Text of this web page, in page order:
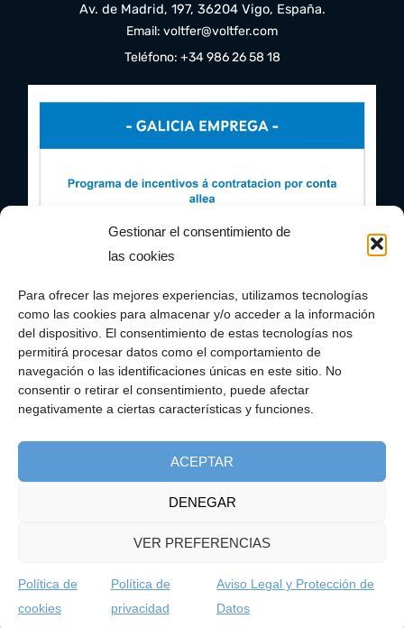
Gestionar el consentimiento de
las cookies
Para ofrecer las mejores experiencias, utilizamos tecnologías
como las cookies para almacenar y/o acceder a la información
del dispositivo. El consentimiento de estas tecnologías nos
permitirá procesar datos como el comportamiento de
navegación o las identificaciones únicas en este sitio. No
consentir o retirar el consentimiento, puede afectar
negativamente a ciertas características y funciones.
ACEPTAR
DENEGAR
VER PREFERENCIAS
Política de
cookies
Política de
privacidad
Aviso Legal y Protección de
Datos
Av. de Madrid, 197, 36204 Vigo, España.
Email: voltfer@voltfer.com
Teléfono: +34 986 26 58 18
© Copyright 2024 Voltfer